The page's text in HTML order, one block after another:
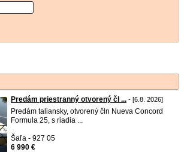
Predám priestranný otvorený čl ... - [6.8. 2026]
Predám taliansky, otvorený čln Nueva Concord
Formula 25, s riadia ...
Šaľa - 927 05
6 990 €